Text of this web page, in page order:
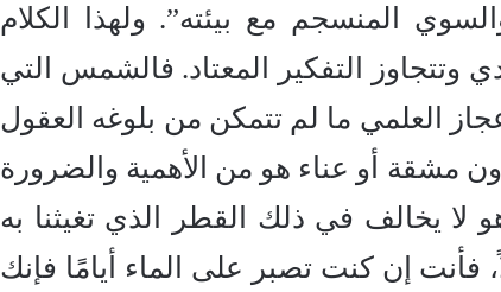
المنسجم مع بيئته”. ولهذا الكلام
وتتجاوز التفكير المعتاد. فالشمس التي
العلمي ما لم تتمكن من بلوغه العقول
مشقة أو عناء هو من الأهمية والضرورة
لا يخالف في ذلك القطر الذي تغيثنا به
فأنت إن كنت تصبر على الماء أيامًا فإنك